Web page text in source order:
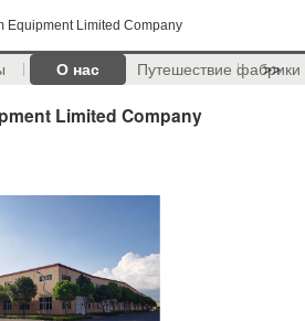
Equipment Limited Company
О нас Путешествие фабрики
>>
Limited Company